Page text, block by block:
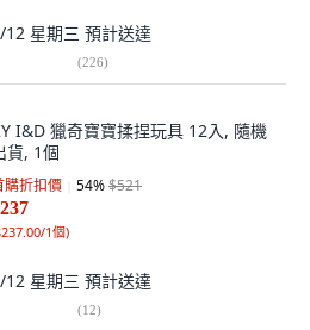
12 星期三 預計送達
(226)
I&D 獵奇寶寶揉捏玩具 12入, 隨機
貨, 1個
購折扣價 54%$521
1個)
12 星期三 預計送達
(12)